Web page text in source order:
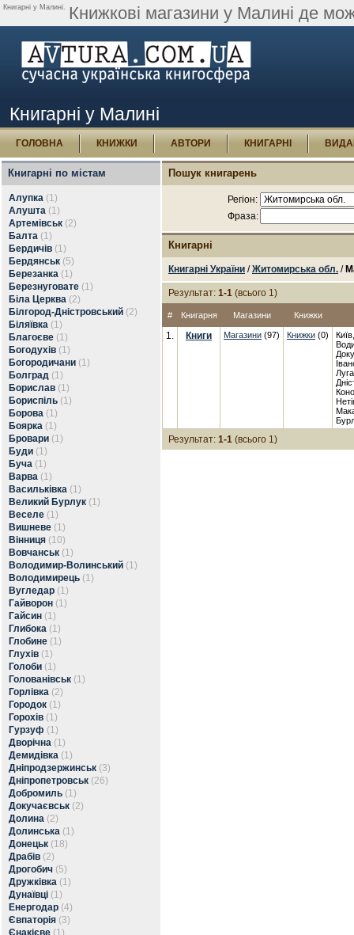
Книгарні у Малині. Книжкові магазини у Малині де
Книгарні у Малині
ГОЛОВНА КНИЖКИ АВТОРИ КНИГАРНІ
Книгарні по містам
Алупка (1)
Алушта (1)
Артемівськ (2)
Балта (1)
Бердичів (1)
Бердянськ (5)
Березанка (1)
Березнуговате (1)
Біла Церква (2)
Білгород-Дністровський (2)
Біляївка (1)
Благоєве (1)
Богодухів (1)
Богородичани (1)
Болград (1)
Борислав (1)
Бориспіль (1)
Борова (1)
Боярка (1)
Бровари (1)
Буди (1)
Буча (1)
Варва (1)
Васильківка (1)
Великий Бурлук (1)
Веселе (1)
Вишневе (1)
Вінниця (10)
Вовчанськ (1)
Володимир-Волинський (1)
Володимирець (1)
Вугледар (1)
Гайворон (1)
Гайсин (1)
Глибока (1)
Глобине (1)
Глухів (1)
Голоби (1)
Голованівськ (1)
Горлівка (2)
Городок (1)
Горохів (1)
Гурзуф (1)
Дворічна (1)
Демидівка (1)
Дніпродзержинськ (3)
Дніпропетровськ (26)
Добромиль (1)
Докучаєвськ (2)
Долина (2)
Долинська (1)
Донецьк (18)
Драбів (2)
Дрогобич (5)
Дружківка (1)
Дунаївці (1)
Енергодар (4)
Євпаторія (3)
Єнакієве (1)
Пошук книгарень
Регіон:
Фраза:
Книгарні
Книгарні України /Житомирська обл. /
Результат: 1-1 (всього 1)
# Книгарня Магазини Книжки
1. Книги Магазини (97) Книжки (0)
Результат: 1-1 (всього 1)